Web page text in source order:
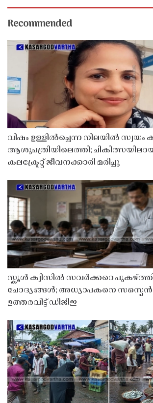
Recommended
വിഷം ഉള്ളിൽച്ചെന്ന നിലയിൽ സ്വയം
ആശുപത്രിയിലെത്തി;
കലക്ട്രേറ്റ് ജീവനക്കാരി മരിച്ചു
സ്കൂൾ ക്വിസിൽ സവർക്കറെ
ചോദ്യങ്ങൾ; അധ്യാപകനെ
ഉത്തരവിട്ട് ഡിജിഇ